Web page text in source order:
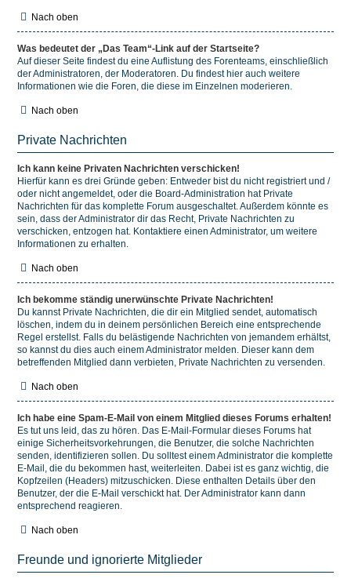
Nach oben
Was bedeutet der „Das Team“-Link auf der Startseite?
Auf dieser Seite findest du eine Auflistung des Forenteams, einschließlich
der Administratoren, der Moderatoren. Du findest hier auch weitere
Informationen wie die Foren, die diese im Einzelnen moderieren.
Nach oben
Private Nachrichten
Ich kann keine Privaten Nachrichten verschicken!
Hierfür kann es drei Gründe geben: Entweder bist du nicht registriert und /
oder nicht angemeldet, oder die Board-Administration hat Private
Nachrichten für das komplette Forum ausgeschaltet. Außerdem könnte es
sein, dass der Administrator dir das Recht, Private Nachrichten zu
verschicken, entzogen hat. Kontaktiere einen Administrator, um weitere
Informationen zu erhalten.
Nach oben
Ich bekomme ständig unerwünschte Private Nachrichten!
Du kannst Private Nachrichten, die dir ein Mitglied sendet, automatisch
löschen, indem du in deinem persönlichen Bereich eine entsprechende
Regel erstellst. Falls du belästigende Nachrichten von jemandem erhältst,
so kannst du dies auch einem Administrator melden. Dieser kann dem
betreffenden Mitglied dann verbieten, Private Nachrichten zu versenden.
Nach oben
Ich habe eine Spam-E-Mail von einem Mitglied dieses Forums erhalten!
Es tut uns leid, das zu hören. Das E-Mail-Formular dieses Forums hat
einige Sicherheitsvorkehrungen, die Benutzer, die solche Nachrichten
senden, identifizieren sollen. Du solltest einem Administrator die komplette
E-Mail, die du bekommen hast, weiterleiten. Dabei ist es ganz wichtig, die
Kopfzeilen (Headers) mitzuschicken. Diese enthalten Details über den
Benutzer, der die E-Mail verschickt hat. Der Administrator kann dann
entsprechend reagieren.
Nach oben
Freunde und ignorierte Mitglieder